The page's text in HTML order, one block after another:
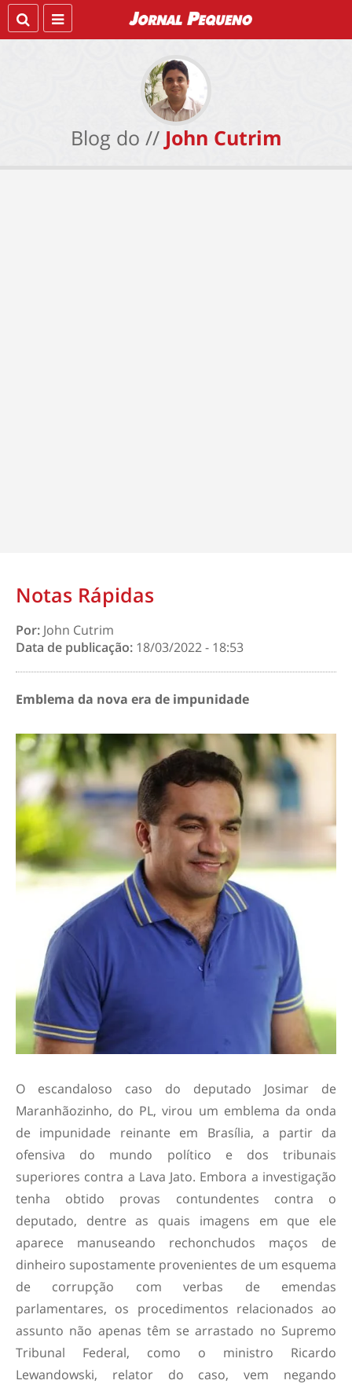
Blog do // John Cutrim
Notas Rápidas
Por: John Cutrim
Data de publicação: 18/03/2022 - 18:53
Emblema da nova era de impunidade
O escandaloso caso do deputado Josimar de
Maranhãozinho, do PL, virou um emblema da onda
de impunidade reinante em Brasília, a partir da
ofensiva do mundo político e dos tribunais
superiores contra a Lava Jato. Embora a investigação
tenha obtido provas contundentes contra o
deputado, dentre as quais imagens em que ele
aparece manuseando rechonchudos maços de
dinheiro supostamente provenientes de um esquema
de corrupção com verbas de emendas
parlamentares, os procedimentos relacionados ao
assunto não apenas têm se arrastado no Supremo
Tribunal Federal, como o ministro Ricardo
Lewandowski, relator do caso, vem negando